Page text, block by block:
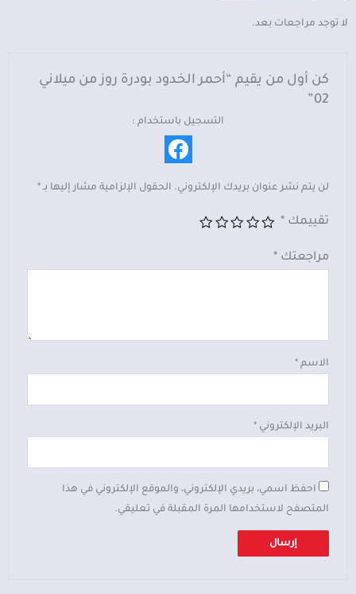
لا توجد مراجعات بعد.
كن أول من يقيم “أحمر الخدود بودرة روز من ميلاني
02”
التسجيل باستخدام :
لن يتم نشر عنوان بريدك الإلكتروني. الحقول الإلزامية مشار إليها بـ*
تقييمك *
مراجعتك *
الاسم*
البريد الإلكتروني *
احفظ اسمي، بريدي الإلكتروني، والموقع الإلكتروني في هذا
المتصفح لاستخدامها المرة المقبلة في تعليقي.